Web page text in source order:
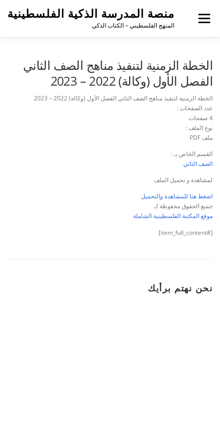
منصة المدرسة الذكية الفلسطينية
المنهج الفلسطيني – الكتاب الذكي
القائمة
الخطة الزمنية لتنفيذ مناهج الصف الثاني
الفصل الأول (وكالة) 2022 – 2023
الخطة الزمنية لتنفيذ مناهج الصف الثاني الفصل الأول (وكالة) 2022 – 2023
عدد الصفحات :
4 صفحات
نوع الملف :
ملف PDF
القسم الخاص بـ :
الصف الثاني
لمشاهدة و تحميل الملف
اضغط هنا للمشاهدة والتحميل
جميع الحقوق محفوظة لـ
موقع المكتبة الفلسطينية الشاملة
[#item_full_content]
نحن نهتم برأيك